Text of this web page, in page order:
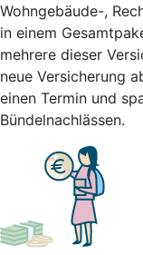
Wohngebäude-,
in einem
mehrere dieser
neue Versicherung
einen Termin und
Bündelnachlässen.